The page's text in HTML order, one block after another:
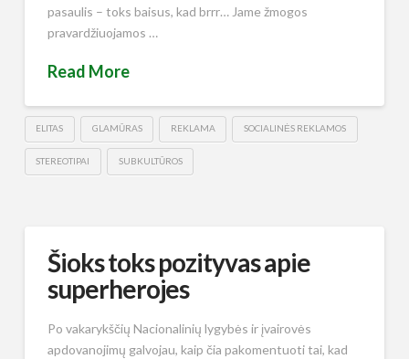
pasaulis – toks baisus, kad brrr… Jame žmogos
pravardžiuojamos …
Read More
ELITAS GLAMŪRAS REKLAMA SOCIALINĖS REKLAMOS
STEREOTIPAI SUBKULTŪROS
Šioks toks pozityvas apie
superherojes
Po vakarykščių Nacionalinių lygybės ir įvairovės
apdovanojimų galvojau, kaip čia pakomentuoti tai, kad